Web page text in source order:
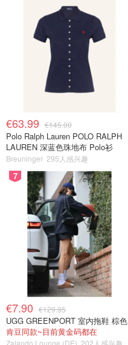
€63.99 €145.00
Polo Ralph Lauren POLO RALPH
LAUREN 深蓝色珠地布 Polo衫
Breuninger 295人感兴趣
7
€7.90 €129.95
UGG GREENPORT 室内拖鞋 棕色
肯豆同款~目前黄金码都在
Zalando Lounge (DE) 202人感兴趣